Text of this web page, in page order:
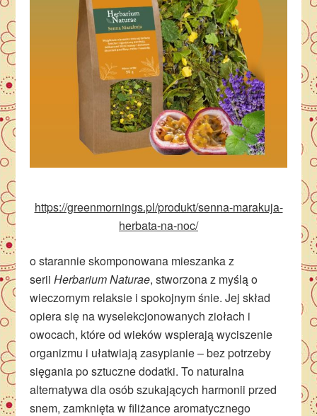
https://greenmornings.pl/produkt/senna-marakuja-
herbata-na-noc/
o starannie skomponowana mieszanka z
seriiHerbarium Naturae, stworzona z myślą o
wieczornym relaksie i spokojnym śnie. Jej skład
opiera się na wyselekcjonowanych ziołach i
owocach, które od wieków wspierają wyciszenie
organizmu i ułatwiają zasypianie – bez potrzeby
sięgania po sztuczne dodatki. To naturalna
alternatywa dla osób szukających harmonii przed
snem, zamknięta w filiżance aromatycznego